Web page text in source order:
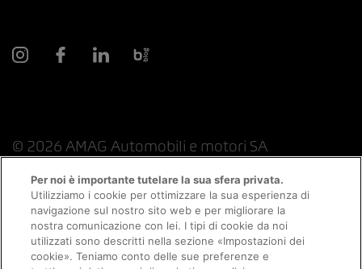
Appuntamento
© 2026 AMAG Automobili e motori SA
Protezione dei dati Indicazioni giuridiche
Consulenza online informazioni legali
Per noi è importante tutelare la sua sfera privata.
Utilizziamo i cookie per ottimizzare la sua esperienza di
navigazione sul nostro sito web e per migliorare la
nostra comunicazione con lei. I tipi di cookie da noi
utilizzati sono descritti nella sezione «Impostazioni dei
cookie». Teniamo conto delle sue preferenze e